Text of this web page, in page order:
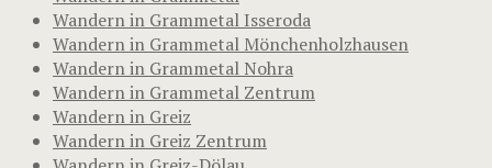
Wandern in Grammetal Isseroda
Wandern in Grammetal Mönchenholzhausen
Wandern in Grammetal Nohra
Wandern in Grammetal Zentrum
Wandern in Greiz
Wandern in Greiz Zentrum